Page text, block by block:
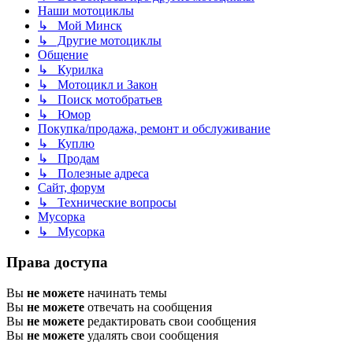
Наши мотоциклы
↳ Мой Минск
↳ Другие мотоциклы
Общение
↳ Курилка
↳ Мотоцикл и Закон
↳ Поиск мотобратьев
↳ Юмор
Покупка/продажа, ремонт и обслуживание
↳ Куплю
↳ Продам
↳ Полезные адреса
Сайт, форум
↳ Технические вопросы
Мусорка
↳ Мусорка
Права доступа
Вы не можете начинать темы
Вы не можете отвечать на сообщения
Вы не можете редактировать свои сообщения
Вы не можете удалять свои сообщения